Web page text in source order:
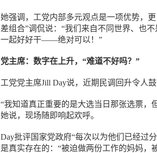
她强调，工党内部多元观点是一项优势，
差组合”调侃说：“我们来自不同世界、也
一起好好干——绝对可以！”
党主席：数字在上升，“难道不好吗？”
工党党主席Jill Day说，近期民调回升令人鼓
“我知道真正重要的是大选当日那张选票，
她说，现场随即响起欢呼。
Day批评国家党政府“每次以为他们已经过
是真实存在的：“被迫做两份工作的妈妈